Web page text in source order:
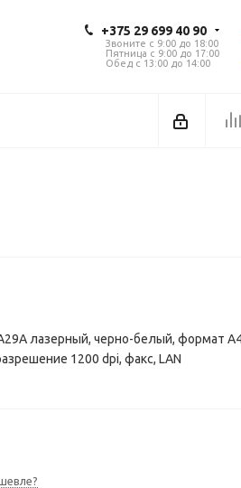
+375 29 699 40 90
Звоните с 9:00 до 18:00
Пятница с 9:00 до 17:00
Обед с 13:00 до 14:00
лазерный, черно-белый, формат
1200 dpi, факс, LAN